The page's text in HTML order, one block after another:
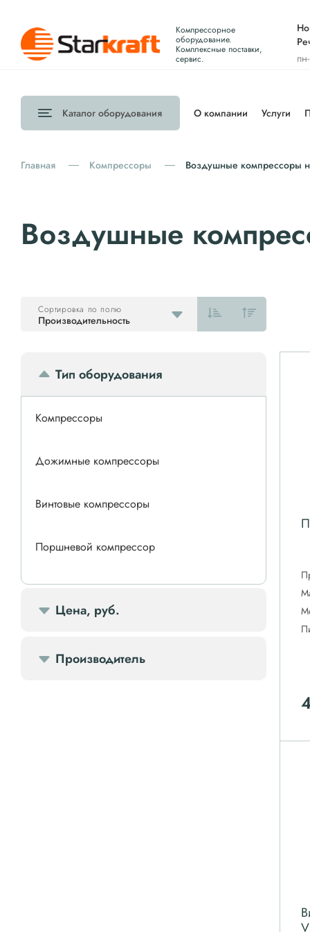
Компрессорное
оборудование.
Комплексные поставки,
сервис.
Каталог оборудования О компании Услуги
Главная Компрессоры Воздушные компрессоры
Воздушные
Производительность
Сортировка по полю
Тип оборудования
Компрессоры
Дожимные компрессоры
Винтовые компрессоры
Поршневой компрессор
Спиральные компрессоры
Цена, руб.
Производитель